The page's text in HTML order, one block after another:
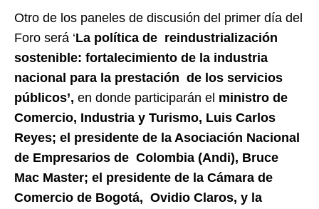
Otro de los paneles de discusión del primer día del
Foro será ‘La política de reindustrialización
sostenible: fortalecimiento de la industria
nacional para la prestación de los servicios
públicos’, en donde participarán el ministro de
Comercio, Industria y Turismo, Luis Carlos
Reyes; el presidente de la Asociación Nacional
de Empresarios de Colombia (Andi), Bruce
Mac Master; el presidente de la Cámara de
Comercio de Bogotá, Ovidio Claros, y la